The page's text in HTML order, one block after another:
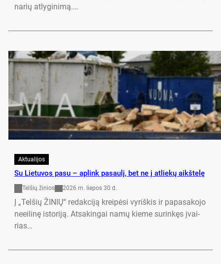
na­rių at­ly­gi­nimą.…
Aktualijos
Su Lie­tu­vos pa­su – ap­link pa­saulį, bet ne į at­liekų aikš­telę
Telšių žinios 2026 m. liepos 30 d.
Į „Tel­šių ŽI­NIŲ“ re­dak­ciją kreipė­si vy­riš­kis ir pa­pa­sa­ko­jo
neei­linę is­to­riją. At­sa­kin­gai namų kie­me su­rinkęs įvai­
rias…